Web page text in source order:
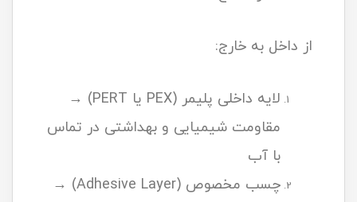
از داخل به خارج:
لایه داخلی پلیمر (PEX یا PERT) →
مقاومت شیمیایی و بهداشتی در تماس
با آب
چسب مخصوص (Adhesive Layer) →